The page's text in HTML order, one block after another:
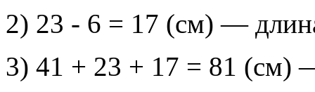
2) 23 - 6 = 17 (см) —
3) 41 + 23 + 17 = 81 (см)